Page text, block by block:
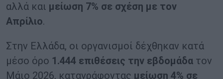
αλλά και μείωση 7% σε σχέση με τον
Απρίλιο.
Στην Ελλάδα, οι οργανισμοί δέχθηκαν κατά
μέσο όρο 1.444 επιθέσεις την εβδομάδα τον
Μάιο 2026, καταγράφοντας μείωση 4% σε